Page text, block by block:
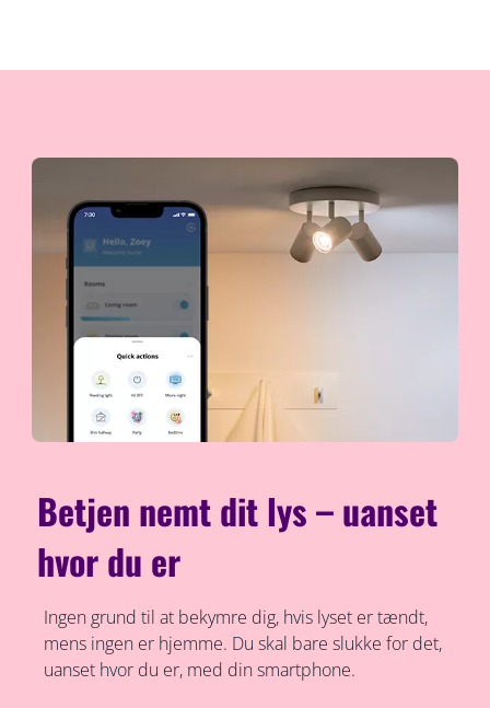
Betjen nemt dit lys – uanset
hvor du er
Ingen grund til at bekymre dig, hvis lyset er tændt,
mens ingen er hjemme. Du skal bare slukke for det,
uanset hvor du er, med din smartphone.